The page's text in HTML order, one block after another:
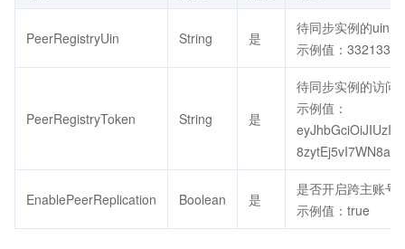
PeerRegistryUin String 是
待同步实例的uin
示例值：
PeerRegistryToken String 是
待同步实例的访问
示例值：
EnablePeerReplication Boolean 是
是否开启跨主账号
示例值：true